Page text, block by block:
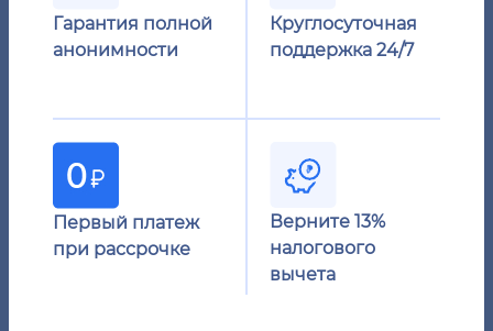
Гарантия полной
анонимности
Круглосуточная
поддержка 24/7
Первый платеж
при рассрочке
Верните 13%
налогового
вычета